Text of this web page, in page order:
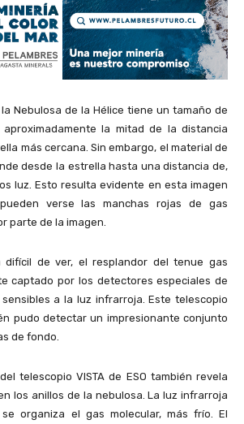
Nebulosa de la Hélice tiene un tamaño de
la mitad de la distancia
más cercana. Sin embargo, el material de
desde la estrella hasta una distancia de,
luz. Esto resulta evidente en esta imagen
verse las manchas rojas de gas
parte de la imagen.
de ver, el resplandor del tenue gas
captado por los detectores especiales de
sensibles a la luz infrarroja. Este telescopio
pudo detectar un impresionante conjunto
de fondo.
telescopio VISTA de ESO también revela
los anillos de la nebulosa. La luz infrarroja
organiza el gas molecular, más frío. El